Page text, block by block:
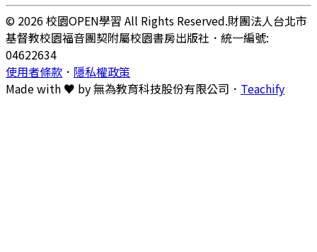
© 2026 校園OPEN學習 All Rights Reserved.財團法人台北市
基督教校園福音團契附屬校園書房出版社 ． 統一編號:
04622634
使用者條款 ． 隱私權政策
Made with ♥ by無為教育科技股份有限公司． Teachify